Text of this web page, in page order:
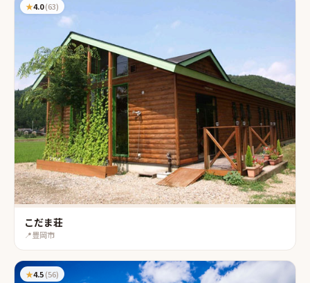
★4.0(63)
こだま荘
📍豊岡市
★4.5(56)